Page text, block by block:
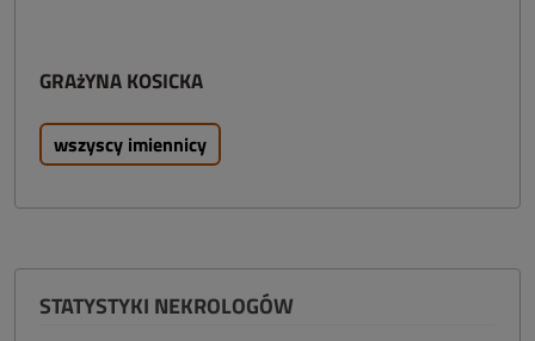
GRAżYNA KOSICKA
wszyscy imiennicy
STATYSTYKI NEKROLOGÓW